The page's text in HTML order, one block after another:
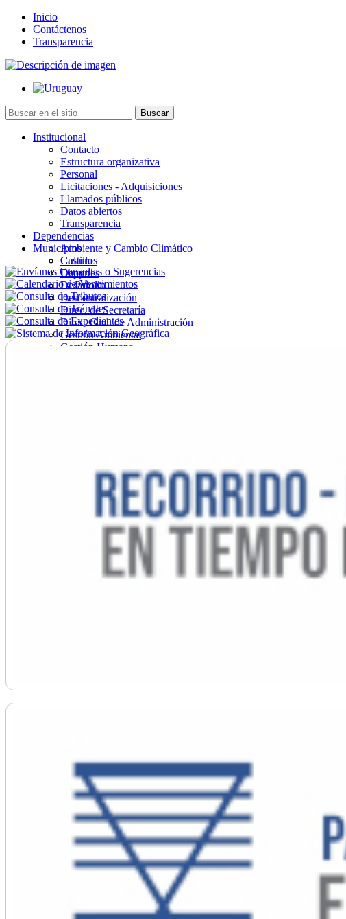
Inicio
Contáctenos
Transparencia
Institucional
Contacto
Estructura organizativa
Personal
Licitaciones - Adquisiciones
Llamados públicos
Datos abiertos
Transparencia
Dependencias
Ambiente y Cambio Climático
Cultura
Deportes
Desarrollo
Descentralización
Direc. de Secretaría
Direc. Gral. de Administración
Gestión Ambiental
Gestión Humana
Municipios
Castillos
Chuy
La Paloma
Lascano